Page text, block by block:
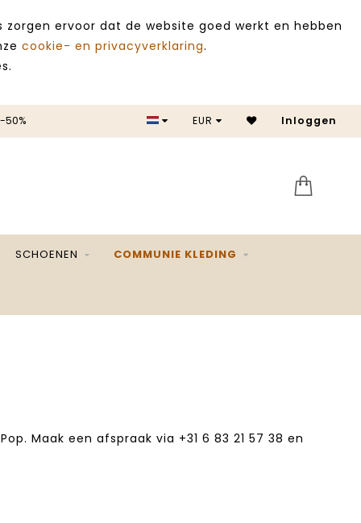
ervoor dat de website goed werkt en hebben
cookie- en privacyverklaring.
50% SALE
EUR Inloggen
SCHOENEN COMMUNIE KLEDING
Maak een afspraak via +31 6 83 21 57 38‬ en